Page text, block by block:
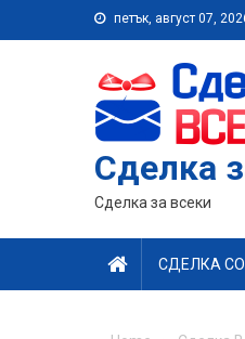
to
петък, август 07,
Сделка
Сделка за всеки
СДЕЛКА